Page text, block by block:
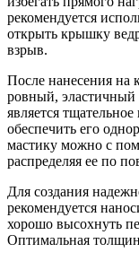
рекомендуется
открыть крышку
взрыв.
После нанесения на
ровный,
является
обеспечить его
мастику можно с
распределяя ее по
Для создания
рекомендуется
хорошо высохнуть
Оптимальная